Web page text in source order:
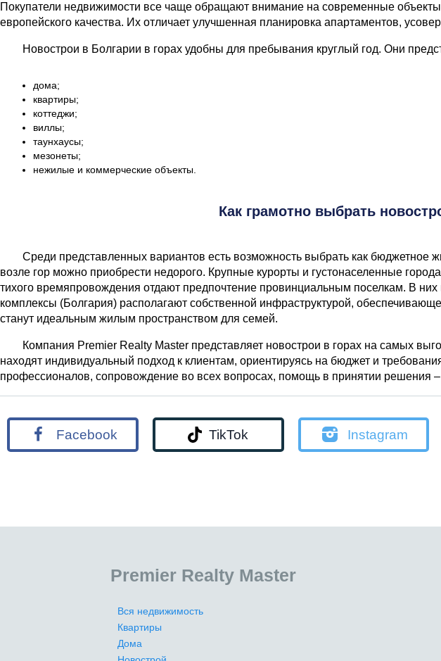
Покупатели недвижимости все чаще обращают внимание на современные
европейского качества. Их отличает улучшенная планировка апартаментов,
Новострои в Болгарии в горах удобны для пребывания круглый год. Они
дома;
квартиры;
коттеджи;
виллы;
таунхаусы;
мезонеты;
нежилые и коммерческие объекты.
Как грамотно выбрать
Среди представленных вариантов есть возможность выбрать как бюджетное
возле гор можно приобрести недорого. Крупные курорты и густонаселенные
тихого времяпровождения отдают предпочтение провинциальным поселкам. В
комплексы (Болгария) располагают собственной инфраструктурой,
станут идеальным жилым пространством для семей.
Компания Premier Realty Master представляет новострои в горах на самых
находят индивидуальный подход к клиентам, ориентируясь на бюджет и
профессионалов, сопровождение во всех вопросах, помощь в принятии решения –
Facebook TikTok Instagram
Premier Realty Master
Вся недвижимость
Квартиры
Дома